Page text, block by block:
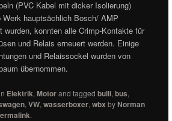
(PVC Kabel mit dicker Isolierung)
Werk hauptsächlich Bosch/ AMP
wurden, konnten alle Crimp-Kontakte für
und Relais erneuert werden. Einige
und Relaissockel wurden von
übernommen.
Elektrik,Motorand taggedbulli,bus,
,VW,wasserboxer,wbx byNorman
.